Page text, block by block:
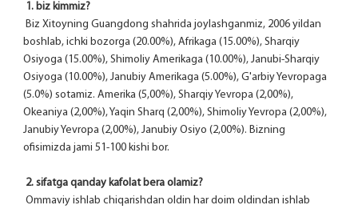
1. biz kimmiz?
boshlab, ichki bozorga (20.00%), Afrikaga (15.00%), Sharqiy
Osiyoga (15.00%), Shimoliy Amerikaga (10.00%), Janubi-Sharqiy
Osiyoga (10.00%), Janubiy Amerikaga (5.00%), G'arbiy Yevropaga
(5.0%) sotamiz. Amerika (5,00%), Sharqiy Yevropa (2,00%),
Okeaniya (2,00%), Yaqin Sharq (2,00%), Shimoliy Yevropa (2,00%),
Janubiy Yevropa (2,00%), Janubiy Osiyo (2,00%). Bizning
ofisimizda jami 51-100 kishi bor.
2. sifatga qanday kafolat bera olamiz?